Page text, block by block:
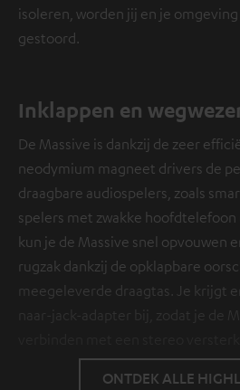
isoleren, worden jij en je
gestoord.
Inklappen en
De Massive is dankzij de zeer
neodymium magneet drivers de
draagbare audiospelers, zoals
spelers met zwakke
kun je de Massive snel opvouwen
rugzak dankzij de opklapbare
meegeleverde draagtas. Je krijgt
naar-jack-adapter bij, zodat je de
ONTDEK ALLE